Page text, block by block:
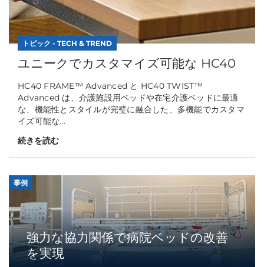
トピック - TECH & TREND
ユニークでカスタマイズ可能な HC40
HC40 FRAME™ Advanced と HC40 TWIST™
Advanced は、介護施設用ベッドや在宅介護ベッドに最適
な、機能性とスタイルが完璧に融合した、多機能でカスタマ
イズ可能な...
続きを読む
事例
強力な協力関係で病院ベッドの改善
を実現